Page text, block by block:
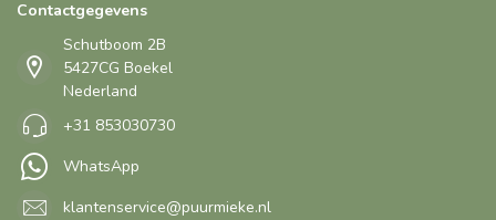
Contactgegevens
Schutboom 2B
5427CG Boekel
Nederland
+31 853030730
WhatsApp
klantenservice@puurmieke.nl